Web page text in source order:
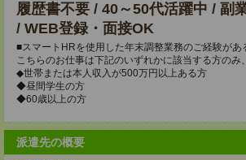
履歴書不要 / 40～50代活躍中 / 副
/ WEB登録・面接OK
■スマートHRを使用した年末調整業務のご経験があ
こちらのお仕事は下記のいずれかに該当する方のみ
◆世帯または本人収入が500万円以上ある方
◆昼間学生の方
◆60歳以上の方
派遣先の概要